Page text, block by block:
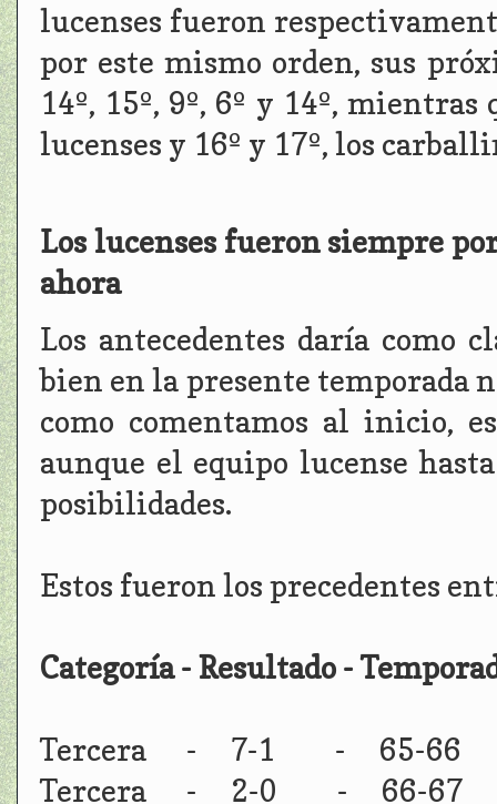
lucenses fueron
por este mismo orden, sus
14º, 15º, 9º, 6º y 14º,
lucenses y 16º y 17º, los
Los lucenses fueron siempre
ahora
Los antecedentes daría como
bien en la presente temporada
como comentamos al inicio,
aunque el equipo lucense
posibilidades.
Estos fueron los precedentes
Categoría - Resultado -
Tercera - 7-1 - 65-
Tercera - 2-0 - 66-